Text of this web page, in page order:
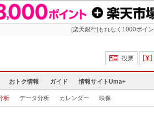
[楽天銀行]もれなく1000ポイン
投票
おトク情報 ガイド 情報サイトUma+
析 データ分析 カレンダー 映像